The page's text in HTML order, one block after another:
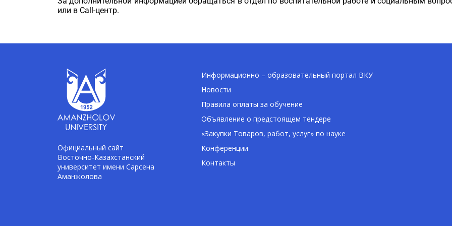
или в Cаll-центр.
Официальный сайт
Восточно-Казахстанский
университет имени Сарсена
Аманжолова
Информационно – образовательный портал ВКУ
Новости
Правила оплаты за обучение
Объявление о предстоящем тендере
«Закупки Товаров, работ, услуг» по науке
Конференции
Контакты